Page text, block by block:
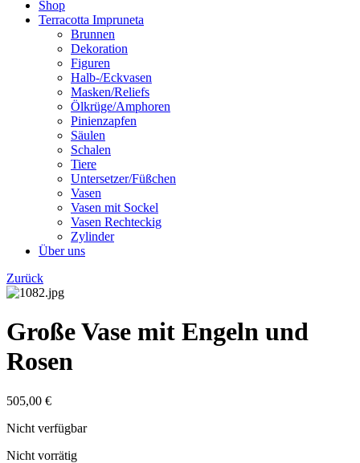
Shop
Terracotta Impruneta
Brunnen
Dekoration
Figuren
Halb-/Eckvasen
Masken/Reliefs
Ölkrüge/Amphoren
Pinienzapfen
Säulen
Schalen
Tiere
Untersetzer/Füßchen
Vasen
Vasen mit Sockel
Vasen Rechteckig
Zylinder
Über uns
Zurück
Große Vase mit Engeln und
Rosen
505,00 €
Nicht verfügbar
Nicht vorrätig